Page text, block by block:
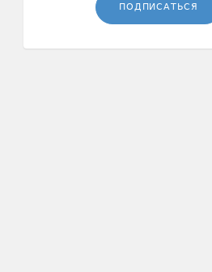
ПОДПИСАТЬСЯ